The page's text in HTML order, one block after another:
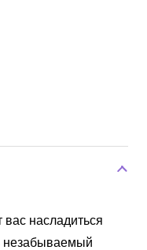
вас насладиться
незабываемый